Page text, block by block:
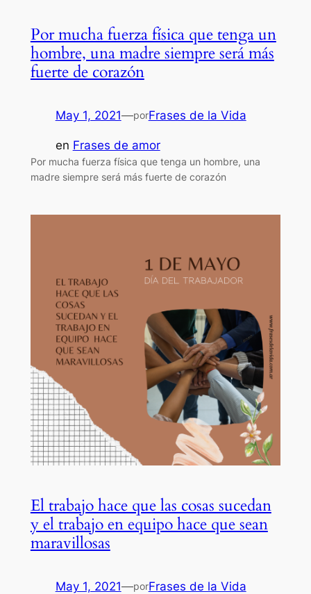
Por mucha fuerza física que tenga un
hombre, una madre siempre será más
fuerte de corazón
May 1, 2021—porFrases de la Vida
en Frases de amor
Por mucha fuerza física que tenga un hombre, una
madre siempre será más fuerte de corazón
El trabajo hace que las cosas sucedan
y el trabajo en equipo hace que sean
maravillosas
May 1, 2021—porFrases de la Vida